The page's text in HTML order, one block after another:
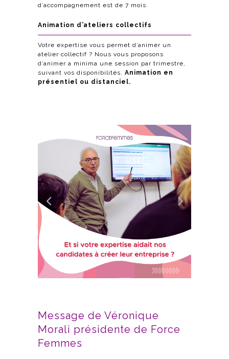
d’accompagnement est de 7 mois.
Animation d’ateliers collectifs
Votre expertise vous permet d’animer un
atelier collectif ? Nous vous proposons
d’animer a minima une session par trimestre,
suivant vos disponibilités. Animation en
présentiel ou distanciel.
Message de Véronique
Morali présidente de Force
Femmes